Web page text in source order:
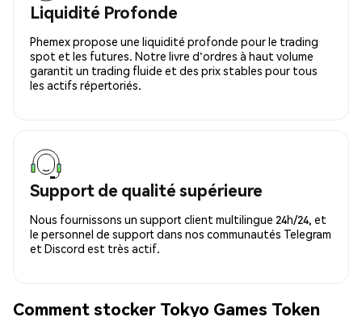
Liquidité Profonde
Phemex propose une liquidité profonde pour le trading
spot et les futures. Notre livre d'ordres à haut volume
garantit un trading fluide et des prix stables pour tous
les actifs répertoriés.
Support de qualité supérieure
Nous fournissons un support client multilingue 24h/24, et
le personnel de support dans nos communautés Telegram
et Discord est très actif.
Comment stocker Tokyo Games Token